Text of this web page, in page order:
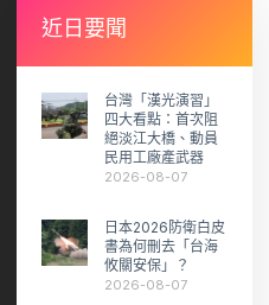
近日要聞
台灣「漢光演習」
四大看點：首次阻
絕淡江大橋、動員
民用工廠產武器
2026-08-07
日本2026防衛白皮
書為何刪去「台海
攸關安保」？
2026-08-07